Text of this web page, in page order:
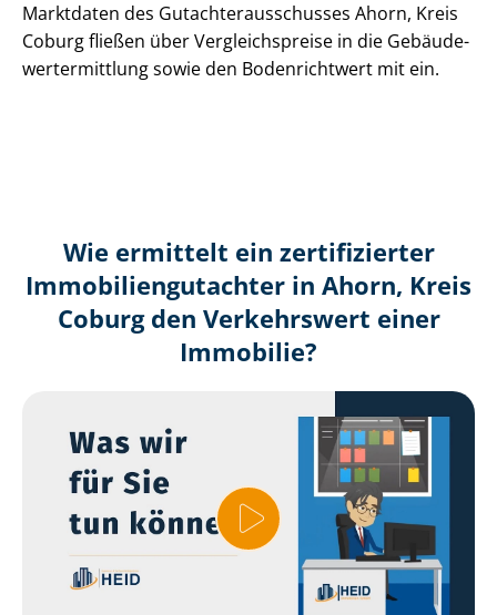
Marktdaten des Gut­ach­ter­aus­schus­ses Ahorn, Kreis
Coburg fließen über Ver­gleichs­prei­se in die Ge­bäu­de­
wert­ermitt­lung sowie den Bodenrichtwert mit ein.
Wie ermittelt ein zertifizierter
Immobilien­gutachter in Ahorn, Kreis
Coburg den Verkehrswert einer
Immobilie?